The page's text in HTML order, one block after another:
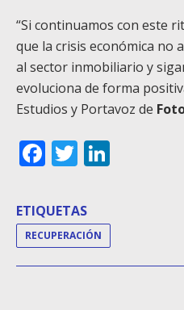
“Si continuamos con este
que la crisis económica no
al sector inmobiliario y
evoluciona de forma
Estudios y Portavoz de
Facebook
Twitter
ETIQUETAS
RECUPERACIÓN